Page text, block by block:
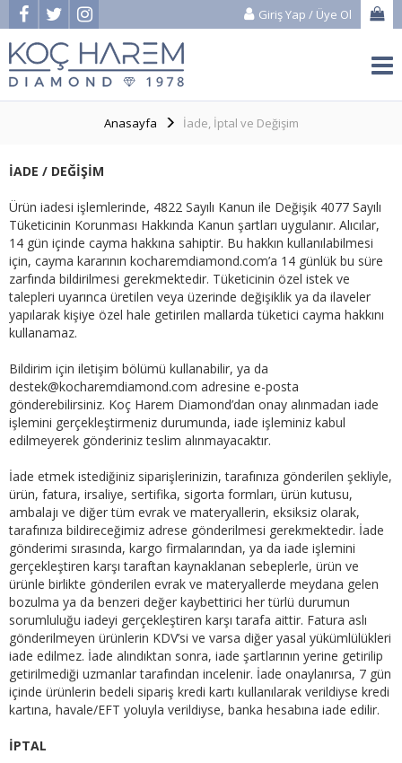
Giriş Yap / Üye Ol
Anasayfa İade, İptal ve Değişim
İADE / DEĞİŞİM
Ürün iadesi işlemlerinde, 4822 Sayılı Kanun ile Değişik 4077 Sayılı
Tüketicinin Korunması Hakkında Kanun şartları uygulanır. Alıcılar,
14 gün içinde cayma hakkına sahiptir. Bu hakkın kullanılabilmesi
için, cayma kararının kocharemdiamond.com’a 14 günlük bu süre
zarfında bildirilmesi gerekmektedir. Tüketicinin özel istek ve
talepleri uyarınca üretilen veya üzerinde değişiklik ya da ilaveler
yapılarak kişiye özel hale getirilen mallarda tüketici cayma hakkını
kullanamaz.
Bildirim için iletişim bölümü kullanabilir, ya da
destek@kocharemdiamond.com adresine e-posta
gönderebilirsiniz. Koç Harem Diamond’dan onay alınmadan iade
işlemini gerçekleştirmeniz durumunda, iade işleminiz kabul
edilmeyerek gönderiniz teslim alınmayacaktır.
İade etmek istediğiniz siparişlerinizin, tarafınıza gönderilen şekliyle,
ürün, fatura, irsaliye, sertifika, sigorta formları, ürün kutusu,
ambalajı ve diğer tüm evrak ve materyallerin, eksiksiz olarak,
tarafınıza bildireceğimiz adrese gönderilmesi gerekmektedir. İade
gönderimi sırasında, kargo firmalarından, ya da iade işlemini
gerçekleştiren karşı taraftan kaynaklanan sebeplerle, ürün ve
ürünle birlikte gönderilen evrak ve materyallerde meydana gelen
bozulma ya da benzeri değer kaybettirici her türlü durumun
sorumluluğu iadeyi gerçekleştiren karşı tarafa aittir. Fatura aslı
gönderilmeyen ürünlerin KDV’si ve varsa diğer yasal yükümlülükleri
iade edilmez. İade alındıktan sonra, iade şartlarının yerine getirilip
getirilmediği uzmanlar tarafından incelenir. İade onaylanırsa, 7 gün
içinde ürünlerin bedeli sipariş kredi kartı kullanılarak verildiyse kredi
kartına, havale/EFT yoluyla verildiyse, banka hesabına iade edilir.
İPTAL